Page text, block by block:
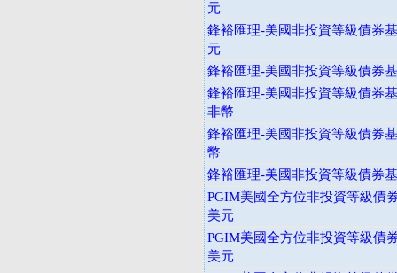
元
鋒裕匯理-美國非投資等級債券
元
鋒裕匯理-美國非投資等級債券
鋒裕匯理-美國非投資等級債券
非幣
鋒裕匯理-美國非投資等級債券
幣
鋒裕匯理-美國非投資等級債券
PGIM美國全方位非投資等級債
美元
PGIM美國全方位非投資等級債
美元